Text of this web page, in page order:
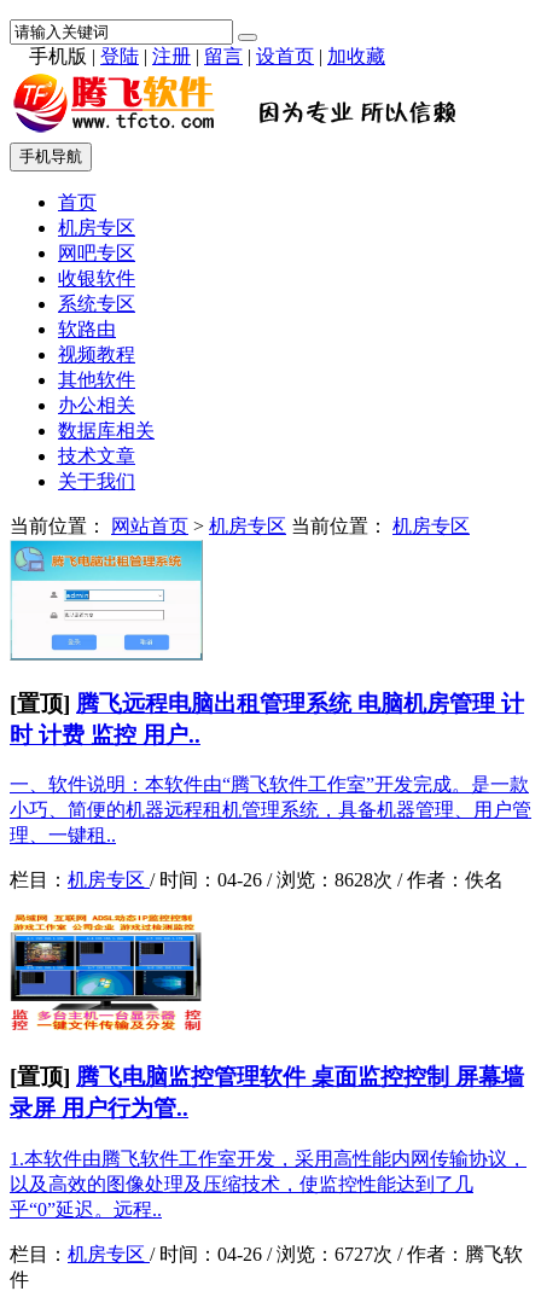
手机版 | 登陆 | 注册 | 留言 | 设首页 | 加收藏
手机导航
首页
机房专区
网吧专区
收银软件
系统专区
软路由
视频教程
其他软件
办公相关
数据库相关
技术文章
关于我们
当前位置： 网站首页 > 机房专区 当前位置： 机房专区
[置顶] 腾飞远程电脑出租管理系统 电脑机房管理 计
时 计费 监控 用户..
一、软件说明：本软件由“腾飞软件工作室”开发完成。是一款
小巧、简便的机器远程租机管理系统，具备机器管理、用户管
理、一键租..
栏目： 机房专区 / 时间： 04-26 /浏览： 8628次 /作者： 佚名
[置顶] 腾飞电脑监控管理软件 桌面监控控制 屏幕墙
录屏 用户行为管..
1.本软件由腾飞软件工作室开发，采用高性能内网传输协议，
以及高效的图像处理及压缩技术，使监控性能达到了几
乎“0”延迟。远程..
栏目： 机房专区 / 时间： 04-26 /浏览： 6727次 /作者： 腾飞软
件